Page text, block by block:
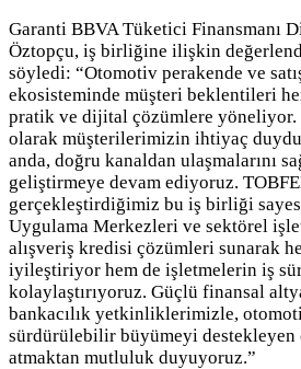
Garanti BBVA Tüketici Finansmanı
Öztopçu, iş birliğine ilişkin
söyledi: “Otomotiv perakende ve
ekosisteminde müşteri beklentileri
pratik ve dijital çözümlere yöneliyor.
olarak müşterilerimizin ihtiyaç
anda, doğru kanaldan ulaşmalarını
geliştirmeye devam ediyoruz.
gerçekleştirdiğimiz bu iş birliği
Uygulama Merkezleri ve sektörel
alışveriş kredisi çözümleri sunarak
iyileştiriyor hem de işletmelerin iş
kolaylaştırıyoruz. Güçlü finansal
bankacılık yetkinliklerimizle,
sürdürülebilir büyümeyi destekleyen
atmaktan mutluluk duyuyoruz.”